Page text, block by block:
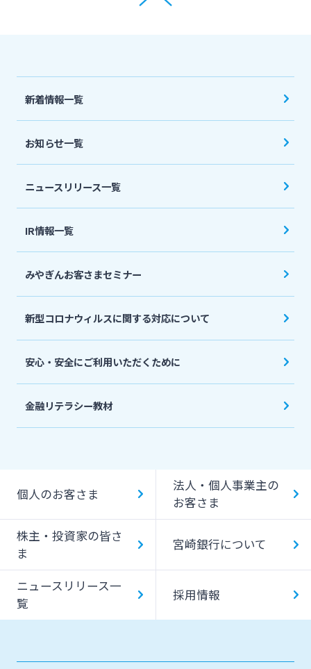
新着情報一覧
お知らせ一覧
ニュースリリース一覧
IR情報一覧
みやぎんお客さまセミナー
新型コロナウィルスに関する対応について
安心・安全にご利用いただくために
金融リテラシー教材
個人のお客さま
法人・個人事業主の
お客さま
株主・投資家の皆さ
ま
宮崎銀行について
ニュースリリース一
覧
採用情報